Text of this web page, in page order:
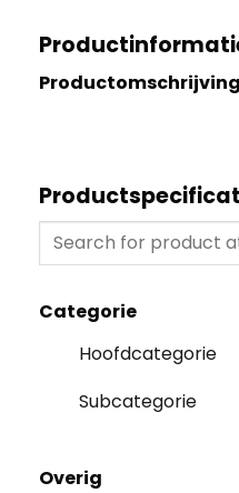
Productomschrijving
Categorie
Hoofdcategorie
Subcategorie
Overig